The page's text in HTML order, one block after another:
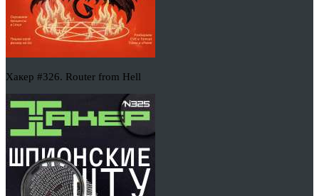
Хакер #326. Router from Hell